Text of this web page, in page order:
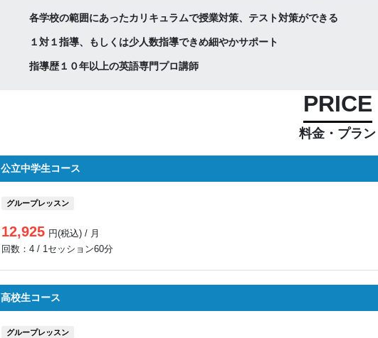
各学校の範囲にあったカリキュラムで授業対策、テスト対策ができる
１対１指導、もしくは少人数指導できめ細やかサポート
指導歴１０年以上の英語専門プロ講師
PRICE
料金・プラン
公立中学生コース
グループレッスン
12,925 円(税込) / 月
回数：4 / 1セッション60分
高校生コース
グループレッスン